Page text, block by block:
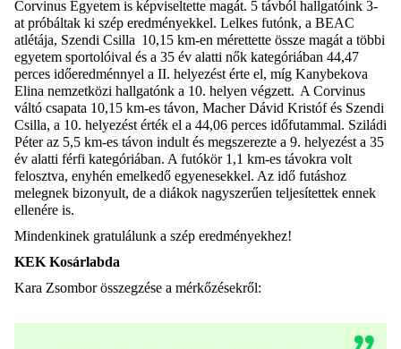
Corvinus Egyetem is képviseltette magát. 5 távból hallgatóink 3-
at próbáltak ki szép eredményekkel. Lelkes futónk, a BEAC
atlétája, Szendi Csilla 10,15 km-en mérettette össze magát a többi
egyetem sportolóival és a 35 év alatti nők kategóriában 44,47
perces időeredménnyel a II. helyezést érte el, míg Kanybekova
Elina nemzetközi hallgatónk a 10. helyen végzett. A Corvinus
váltó csapata 10,15 km-es távon, Macher Dávid Kristófés Szendi
Csilla, a 10. helyezést érték el a 44,06 perces időfutammal. Sziládi
Péteraz 5,5 km-es távon indult és megszerezte a 9. helyezést a 35
év alatti férfi kategóriában. A futókör 1,1 km-es távokra volt
felosztva, enyhén emelkedő egyenesekkel. Az idő futáshoz
melegnek bizonyult, de a diákok nagyszerűen teljesítettek ennek
ellenére is.
Mindenkinek gratulálunk a szép eredményekhez!
KEK Kosárlabda
Kara Zsombor összegzése a mérkőzésekről: